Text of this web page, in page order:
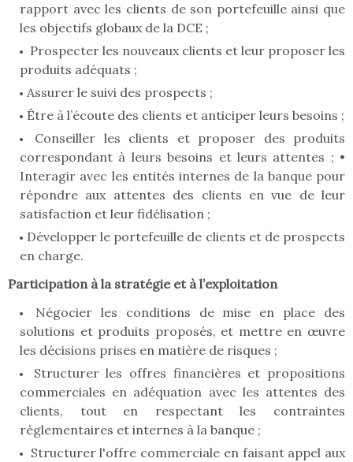
rapport avec les clients de son portefeuille ainsi que
les objectifs globaux de la DCE ;
Prospecter les nouveaux clients et leur proposer les
produits adéquats ;
Assurer le suivi des prospects ;
Être à l’écoute des clients et anticiper leurs besoins ;
Conseiller les clients et proposer des produits
correspondant à leurs besoins et leurs attentes ; •
Interagir avec les entités internes de la banque pour
répondre aux attentes des clients en vue de leur
satisfaction et leur fidélisation ;
Développer le portefeuille de clients et de prospects
en charge.
Participation à la stratégie et à l’exploitation
Négocier les conditions de mise en place des
solutions et produits proposés, et mettre en œuvre
les décisions prises en matière de risques ;
Structurer les offres financières et propositions
commerciales en adéquation avec les attentes des
clients, tout en respectant les contraintes
règlementaires et internes à la banque ;
Structurer l'offre commerciale en faisant appel aux